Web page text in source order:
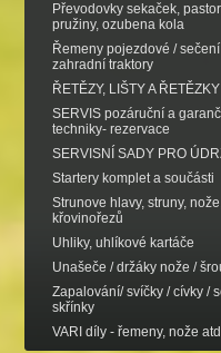
Převodovky sekaček,
pružiny, ozubena kola
Řemeny pojezdové /
zahradní traktory
ŘETĚZY, LIŠTY A ŘETĚZKY
SERVIS pozáruční a
techniky- rezervace
SERVISNÍ SADY PRO
Startery komplet a součásti
Strunove hlavy, struny,
křovinořezů
Uhliky, uhlíkové kartáče
Unašeče / držáky nože /
Zapalování/ svíčky / cívky /
skřínky
VARI díly - řemeny, nože